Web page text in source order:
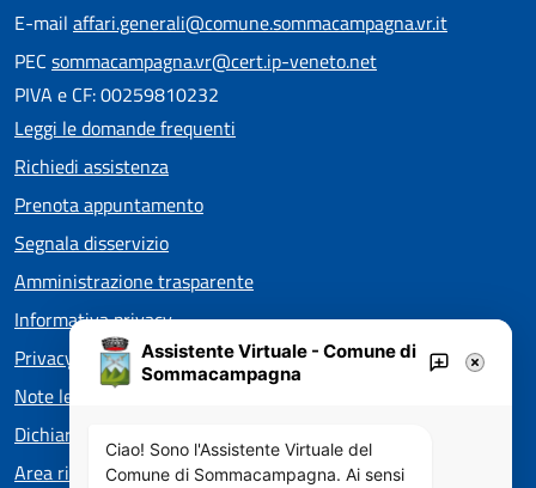
E-mail affari.generali@comune.sommacampagna.vr.it
PEC sommacampagna.vr@cert.ip-veneto.net
PIVA e CF: 00259810232
Leggi le domande frequenti
Richiedi assistenza
Prenota appuntamento
Segnala disservizio
Amministrazione trasparente
Informativa privacy
Privacy policy EOS
Note legali
Dichiarazione di accessibilità
Area riservata
Assistente Virtuale - Comune di
Sommacampagna
Ciao! Sono l'Assistente Virtuale del
Comune di Sommacampagna. Ai sensi